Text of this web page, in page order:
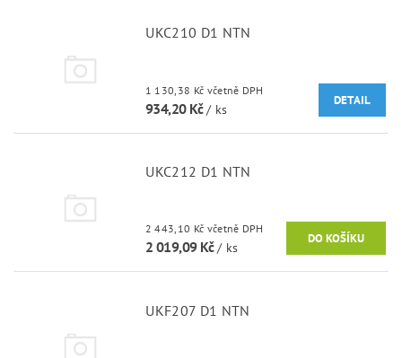
UKC210 D1 NTN
1 130,38 Kč včetně DPH
934,20 Kč/ ks
DETAIL
UKC212 D1 NTN
2 443,10 Kč včetně DPH
2 019,09 Kč/ ks
UKF207 D1 NTN